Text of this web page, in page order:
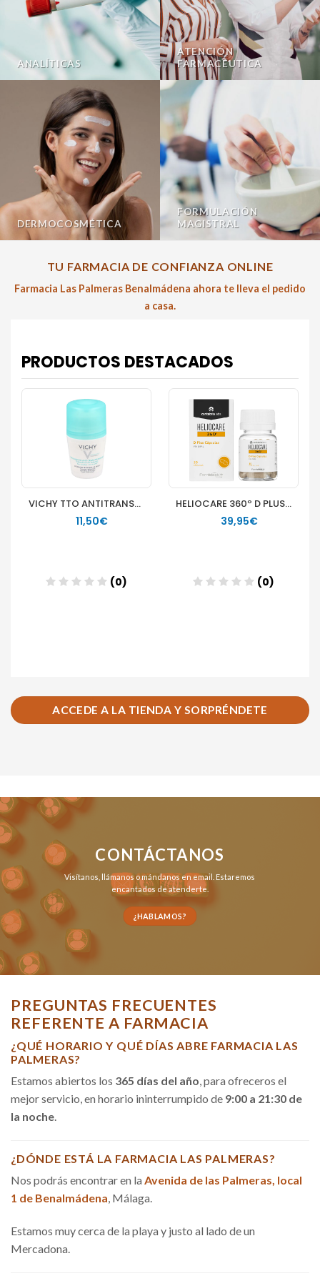
ANALÍTICAS
ATENCIÓN
FARMACÉUTICA
DERMOCOSMÉTICA
FORMULACIÓN
MAGISTRAL
TU FARMACIA DE CONFIANZA ONLINE
Farmacia Las Palmeras Benalmádena ahora te lleva el pedido
a casa.
ACCEDE A LA TIENDA Y SORPRÉNDETE
CONTÁCTANOS
Visítanos, llámanosomándanos en email . Estaremos
encantados de atenderte.
¿HABLAMOS?
PREGUNTAS FRECUENTES
REFERENTE A FARMACIA
¿QUÉ HORARIO Y QUÉ DÍAS ABRE FARMACIA LAS
PALMERAS?
Estamos abiertos los 365 días del año, para ofreceros el
mejor servicio, en horario ininterrumpido de 9:00 a 21:30 de
la noche.
¿DÓNDE ESTÁ LA FARMACIA LAS PALMERAS?
Nos podrás encontrar en la Avenida de las Palmeras, local
1 de Benalmádena, Málaga.
Estamos muy cerca de la playa y justo al lado de un
Mercadona.